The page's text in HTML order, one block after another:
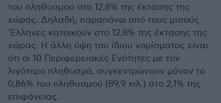
του πληθυσμού στο 12,8% της έκτασης της
χώρας. Δηλαδή, παραπάνω από τους μισούς
‘Ελληνες κατοικούν στο 12,8% της έκτασης της
χώρας. Η άλλη όψη του ίδιου νομίσματος είναι
ότι οι 10 Περιφερειακές Ενότητες με τον
λιγότερο πληθυσμό, συγκεντρώνουν μόνον το
0,86% του πληθυσμού (89,9 χιλ.) στο 2,1% της
επιφάνειας.